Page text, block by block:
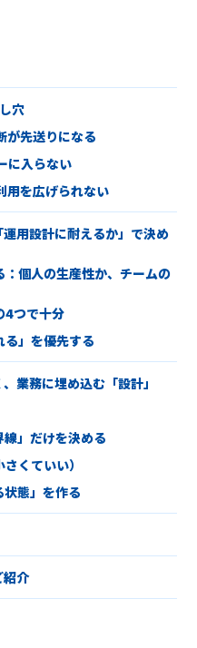
穴
が先送りになる
に入らない
用を広げられない
用設計に耐えるか」で決め
個人の生産性か、チームの
4つで十分
る」を優先する
業務に埋め込む「設計」
」だけを決める
くていい）
態」を作る
紹介